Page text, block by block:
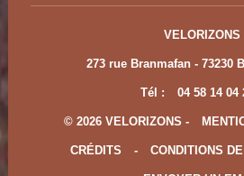
VELORIZONS
273 rue Branmafan - 73230
Tél : 04 58 14 04
© 2026 VELORIZONS -
CRÉDITS - CONDITIONS